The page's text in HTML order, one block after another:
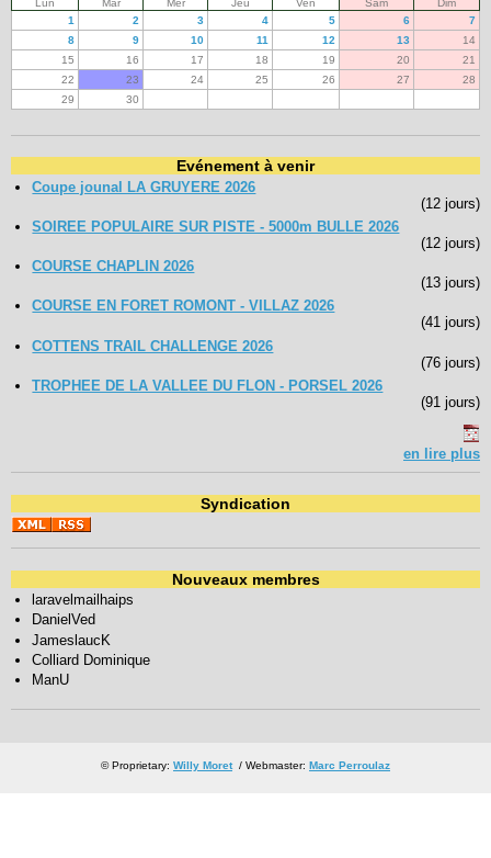
Lun Mar Mer Jeu Ven Sam
Dim
1
2 3 4 5 6
7
8
9 10 11 12 13
14
15
16 17 18 19 20
21
22
23 24 25 26 27
28
29
30
Evénement à venir
Coupe jounal LA GRUYERE 2026
(12 jours)
SOIREE POPULAIRE SUR PISTE - 5000m BULLE 2026
(12 jours)
COURSE CHAPLIN 2026
(13 jours)
COURSE EN FORET ROMONT - VILLAZ 2026
(41 jours)
COTTENS TRAIL CHALLENGE 2026
(76 jours)
TROPHEE DE LA VALLEE DU FLON - PORSEL 2026
(91 jours)
en lire plus
Syndication
Nouveaux membres
laravelmailhaips
DanielVed
JameslaucK
Colliard Dominique
ManU
© Proprietary: Willy Moret/ Webmaster: Marc Perroulaz